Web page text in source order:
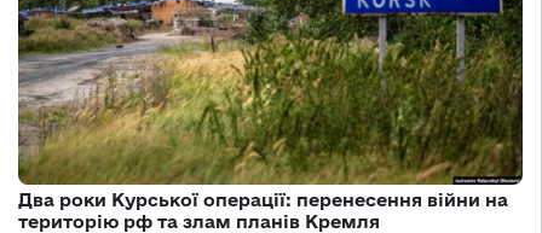
Два роки Курської операції: перенесення війни на
територію рф та злам планів Кремля